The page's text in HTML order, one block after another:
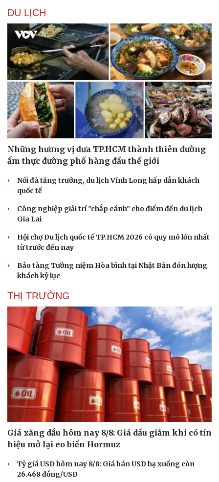
Văn hóa
Văn học
Âm nhạc
Di sản
Thời trang
DU LỊCH
Những hương vị đưa TP.HCM thành thiên đường
ẩm thực đường phố hàng đầu thế giới
Nối đà tăng trưởng, du lịch Vĩnh Long hấp dẫn khách
quốc tế
Công nghiệp giải trí "chắp cánh" cho điểm đến du lịch
Gia Lai
Hội chợ Du lịch quốc tế TP.HCM 2026 có quy mô lớn nhất
từ trước đến nay
Bảo tàng Tưởng niệm Hòa bình tại Nhật Bản đón lượng
khách kỷ lục
THỊ TRƯỜNG
Giá xăng dầu hôm nay 8/8: Giá dầu giảm khi có tín
hiệu mở lại eo biển Hormuz
Tỷ giá USD hôm nay 8/8: Giá bán USD hạ xuống còn
26.468 đồng/USD